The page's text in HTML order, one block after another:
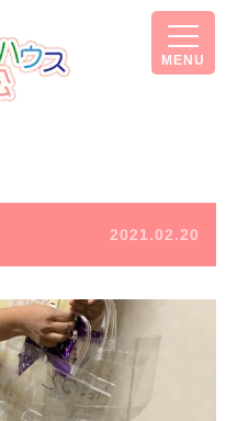
MENU
2021.02.20